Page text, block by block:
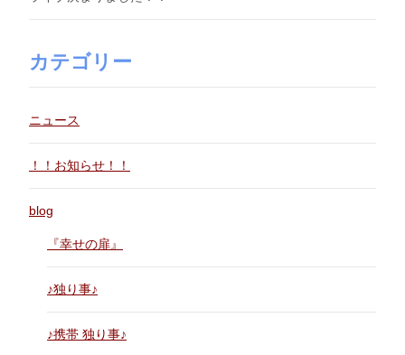
カテゴリー
ニュース
！！お知らせ！！
blog
『幸せの扉』
♪独り事♪
♪携帯 独り事♪